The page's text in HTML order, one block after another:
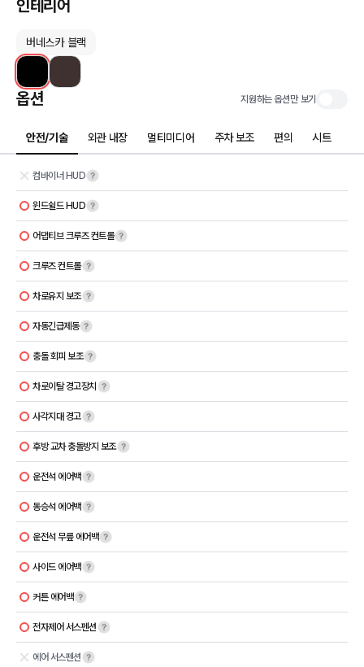
인테리어
버네스카 블랙
옵션 지원하는 옵션만 보기
안전/기술 외관 내장 멀티미디어 주차 보조 편의 시트
컴바이너 HUD
윈드쉴드 HUD
어댑티브 크루즈 컨트롤
크루즈 컨트롤
차로유지 보조
자동긴급제동
충돌 회피 보조
차로이탈 경고장치
사각지대 경고
후방 교차 충돌방지 보조
운전석 에어백
동승석 에어백
운전석 무릎 에어백
사이드 에어백
커튼 에어백
전자제어 서스펜션
에어 서스펜션